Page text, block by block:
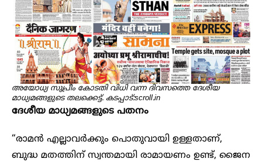
അയോധ്യ സുപ്രീം കോടതി വിധി വന്ന ദിവസത്തെ ദേശീയ
മാധ്യമങ്ങളുടെ തലക്കെട്ട്. കടപ്പാട്:scroll.in
ദേശീയ മാധ്യമങ്ങളുടെ പതനം
“രാമൻ എല്ലാവർക്കും പൊതുവായി ഉള്ളതാണ്,
ബുദ്ധ മതത്തിന് സ്വന്തമായി രാമായണം ഉണ്ട്, ജൈന